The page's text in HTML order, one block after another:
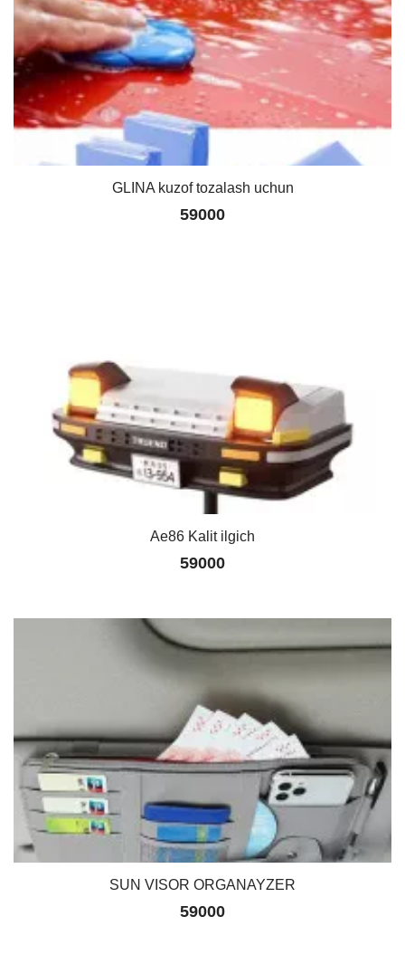
GLINA kuzof tozalash uchun
59000
Ae86 Kalit ilgich
59000
SUN VISOR ORGANAYZER
59000